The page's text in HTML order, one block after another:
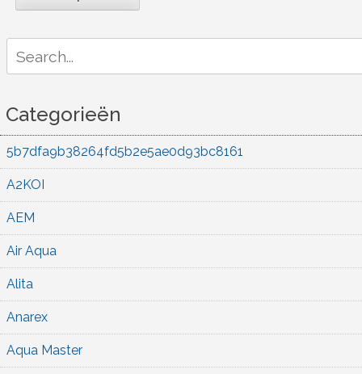
for:
Categorieën
5b7dfa9b38264fd5b2e5ae0d93bc8161
A2KOI
AEM
Air Aqua
Alita
Anarex
Aqua Master